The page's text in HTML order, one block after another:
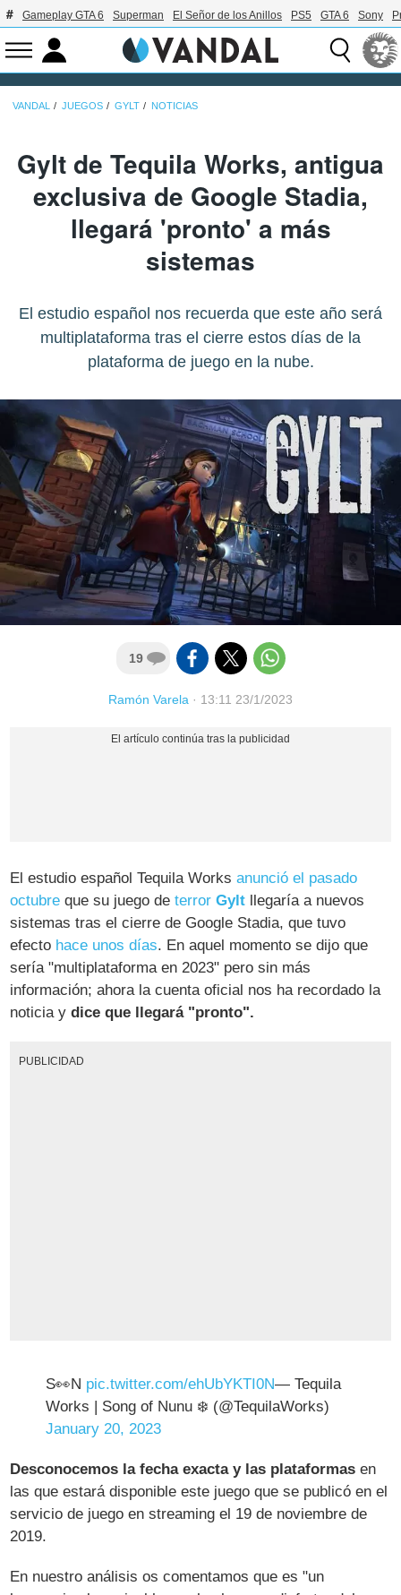
Gameplay GTA 6 Superman El Señor de los Anillos PS5 GTA 6 Sony
VANDAL JUEGOS GYLT NOTICIAS
Gylt de Tequila Works, antigua
exclusiva de Google Stadia,
llegará 'pronto' a más
sistemas
El estudio español nos recuerda que este año será
multiplataforma tras el cierre estos días de la
plataforma de juego en la nube.
19
Ramón Varela · 13:11 23/1/2023
El estudio español Tequila Worksanunció el pasado
octubre que su juego deterror Gylt llegaría a nuevos
sistemas tras el cierre de Google Stadia, que tuvo
efecto hace unos días. En aquel momento se dijo que
sería "multiplataforma en 2023" pero sin más
información; ahora la cuenta oficial nos ha recordado la
noticia ydice que llegará "pronto".
PUBLICIDAD
S👀N pic.twitter.com/ehUbYKTI0N— Tequila
Works | Song of Nunu ❄️ (@TequilaWorks)
January 20, 2023
Desconocemos la fecha exacta y las plataformas en
las que estará disponible este juego que se publicó en el
servicio de juego en streaming el 19 de noviembre de
2019.
En nuestro análisis os comentamos que es "un